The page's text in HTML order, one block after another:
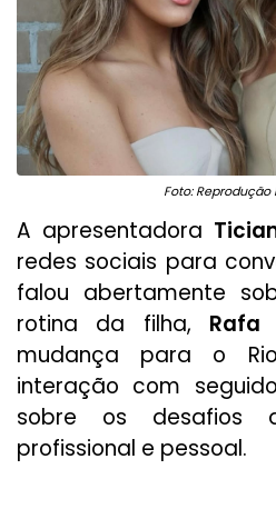
Foto:
A apresentadora
redes sociais para
falou abertamente
rotina da filha, Rafa
mudança para o
interação com
sobre os desafios
profissional e pessoal.